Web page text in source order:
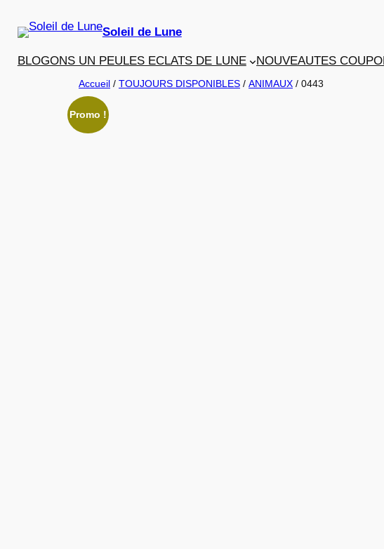
Soleil de Lune
BLOGONS UN PEU LES ECLATS DE LUNE NOUVEAUTES
Accueil / TOUJOURS DISPONIBLES / ANIMAUX / 0443
Promo !